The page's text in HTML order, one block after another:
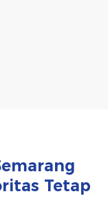
Tetap